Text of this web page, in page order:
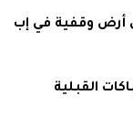
أرض وقفية في إب
القبلية